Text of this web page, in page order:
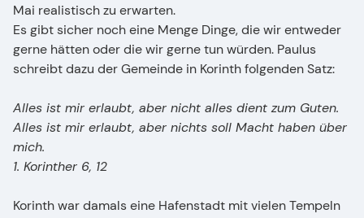
Mai realistisch zu erwarten.
Es gibt sicher noch eine Menge Dinge, die wir entweder
gerne hätten oder die wir gerne tun würden. Paulus
schreibt dazu der Gemeinde in Korinth folgenden Satz:
Alles ist mir erlaubt, aber nicht alles dient zum Guten.
Alles ist mir erlaubt, aber nichts soll Macht haben über
mich.
1. Korinther 6, 12
Korinth war damals eine Hafenstadt mit vielen Tempeln